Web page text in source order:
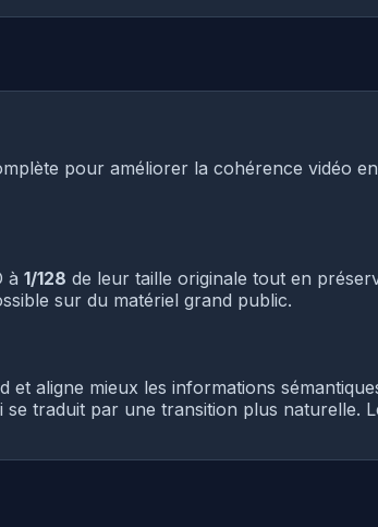
pour améliorer la cohérence vidéo
à 1/128 de leur taille originale tout en
sur du matériel grand public.
aligne mieux les informations
traduit par une transition plus naturelle.